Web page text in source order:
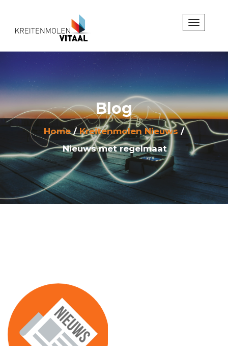
Blog
Home
Kreitenmolen Nieuws
Nieuws met regelmaat